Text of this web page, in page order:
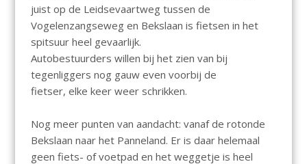
juist op de Leidsevaartweg tussen de
Vogelenzangseweg en Bekslaan is fietsen in het
spitsuur heel gevaarlijk.
Autobestuurders willen bij het zien van bij
tegenliggers nog gauw even voorbij de
fietser, elke keer weer schrikken.
Nog meer punten van aandacht: vanaf de rotonde
Bekslaan naar het Panneland. Er is daar helemaal
geen fiets- of voetpad en het weggetje is heel